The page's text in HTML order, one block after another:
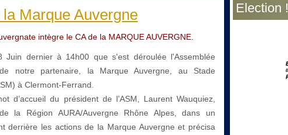
Marque Auvergne
intègre le CA de la MARQUE AUVERGNE.
Juin dernier à 14h00 que s'est déroulée l'Assemblée
notre partenaire, la Marque Auvergne, au Stade
à Clermont-Ferrand.
d’accueil du président de l’ASM, Laurent Wauquiez,
la Région AURA/Auvergne Rhône Alpes, dans un
derrière les actions de la Marque Auvergne et précisa
Election !
précédente
précédent
suivante
suivant